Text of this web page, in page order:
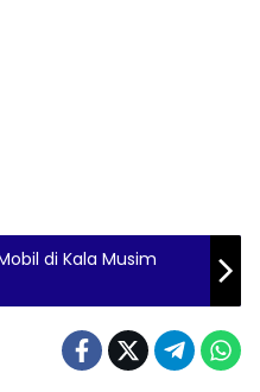
di Kala Musim